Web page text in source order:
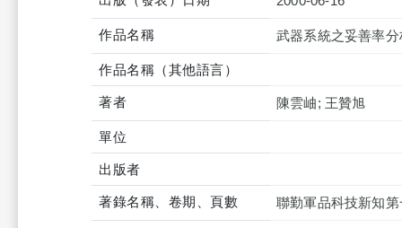
作品名稱 武器系統之妥善率
作品名稱（其他語言）
著者 陳雲岫; 王贊旭
單位
出版者
著錄名稱、卷期、頁數 聯勤軍品科技新知